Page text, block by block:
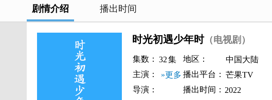
剧情介绍 播出时间
时光初遇少年时（电视剧）
集数： 32集 地区：
中国大陆
主演：
»更多 播出平台： 芒果TV
导演：
播出时间： 2022